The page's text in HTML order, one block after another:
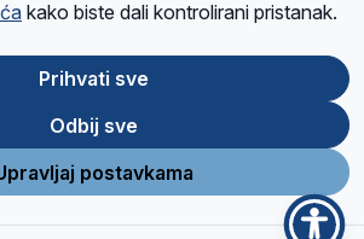
VolonteriPrijateljiKontaktPravila privatnosti
Google reCAPTCHA sustavom
Google
Play
kako biste dali kontrolirani pristanak.
Prihvati sve
Odbij sve
postavkama